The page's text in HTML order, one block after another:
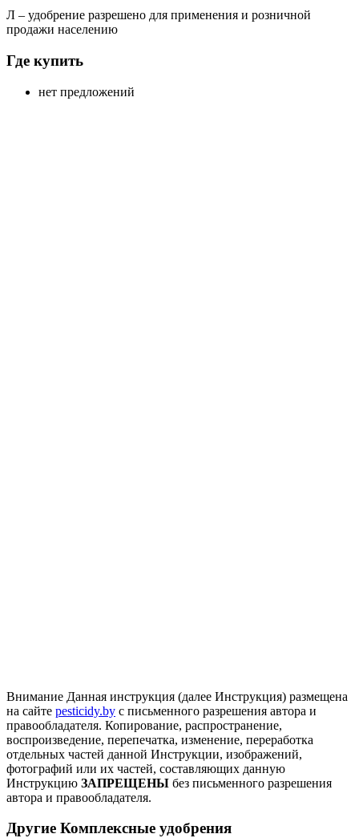
Л – удобрение разрешено для применения и розничной
продажи населению
Где купить
нет предложений
Внимание Данная инструкция (далее Инструкция) размещена
на сайте pesticidy.by с письменного разрешения автора и
правообладателя. Копирование, распространение,
воспроизведение, перепечатка, изменение, переработка
отдельных частей данной Инструкции, изображений,
фотографий или их частей, составляющих данную
Инструкцию ЗАПРЕЩЕНЫ без письменного разрешения
автора и правообладателя.
Другие Комплексные удобрения